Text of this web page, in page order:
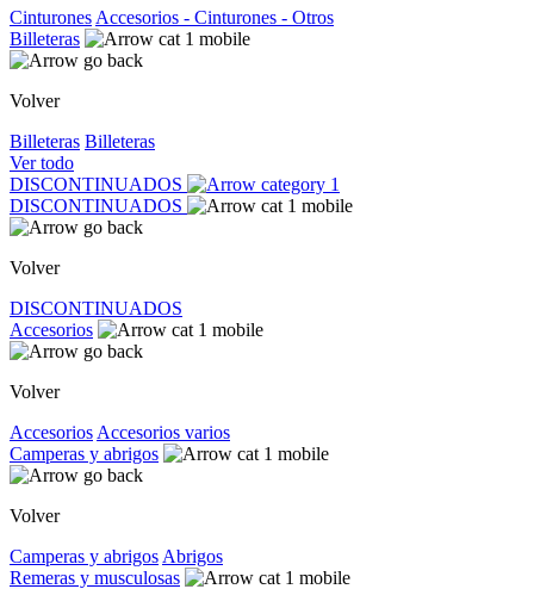
Cinturones Accesorios - Cinturones - Otros
Billeteras
Volver
Billeteras Billeteras
Ver todo
DISCONTINUADOS
DISCONTINUADOS
Volver
DISCONTINUADOS
Accesorios
Volver
Accesorios Accesorios varios
Camperas y abrigos
Volver
Camperas y abrigos Abrigos
Remeras y musculosas